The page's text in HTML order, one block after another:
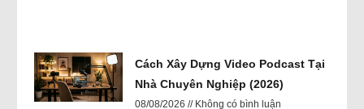
Cách Xây Dựng Video Podcast Tại
Nhà Chuyên Nghiệp (2026)
08/08/2026 Không có bình luận